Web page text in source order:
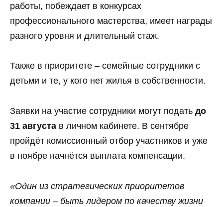
работы, побеждает в конкурсах
профессионального мастерства, имеет награды
разного уровня и длительный стаж.
Также в приоритете – семейные сотрудники с
детьми и те, у кого нет жилья в собственности.
Заявки на участие сотрудники могут подать до
31 августа в личном кабинете. В сентябре
пройдёт комиссионный отбор участников и уже
в ноябре начнётся выплата компенсации.
«Один из стратегических приоритетов
компании – быть лидером по качеству жизни